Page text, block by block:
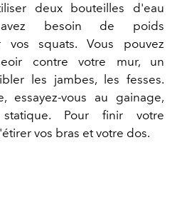
deux bouteilles d'eau
besoin de poids
vos squats. Vous pouvez
contre votre mur, un
les jambes, les fesses.
essayez-vous au gainage,
Pour finir votre
vos bras et votre dos.